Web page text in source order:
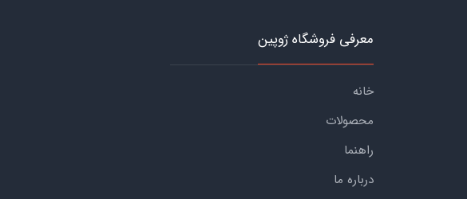
معرفی فروشگاه ژوپین
خانه
محصولات
راهنما
درباره ما